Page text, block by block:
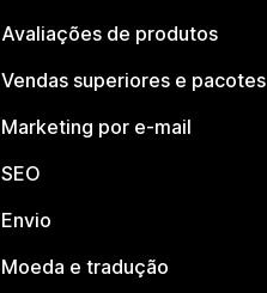
Avaliações de produtos
Vendas superiores e pacotes
Marketing por e-mail
SEO
Envio
Moeda e tradução